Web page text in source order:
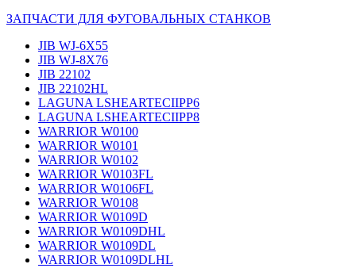
ЗАПЧАСТИ ДЛЯ ФУГОВАЛЬНЫХ СТАНКОВ
JIB WJ-6X55
JIB WJ-8X76
JIB 22102
JIB 22102HL
LAGUNA LSHEARTECIIPP6
LAGUNA LSHEARTECIIPP8
WARRIOR W0100
WARRIOR W0101
WARRIOR W0102
WARRIOR W0103FL
WARRIOR W0106FL
WARRIOR W0108
WARRIOR W0109D
WARRIOR W0109DHL
WARRIOR W0109DL
WARRIOR W0109DLHL